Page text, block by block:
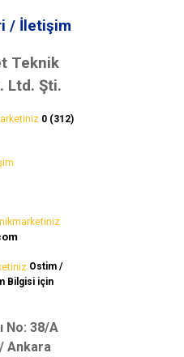
/ İletişim
Teknik
Ltd. Şti.
0 (312)
Ostim /
Bilgisi için
No: 38/A
Ankara